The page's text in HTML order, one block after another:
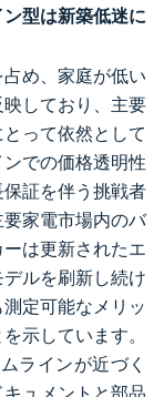
型は新築低迷に
占め、家庭が低い
しており、主要
って依然として
での価格透明性
証を伴う挑戦者
家電市場内のバ
は更新されたエ
ルを刷新し続け
定可能なメリッ
示しています。
ラインが近づく